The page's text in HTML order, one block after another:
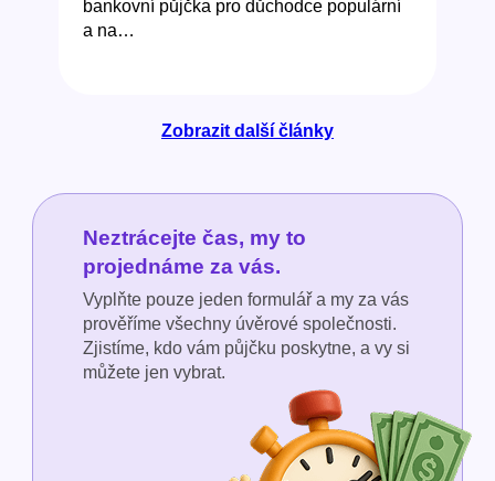
bankovní půjčka pro důchodce populární
a na…
Zobrazit další články
Neztrácejte čas, my to
projednáme za vás.
Vyplňte pouze jeden formulář a my za vás
prověříme všechny úvěrové společnosti.
Zjistíme, kdo vám půjčku poskytne, a vy si
můžete jen vybrat.